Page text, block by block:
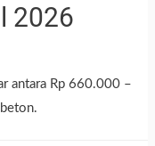
2026
antara Rp 660.000 –